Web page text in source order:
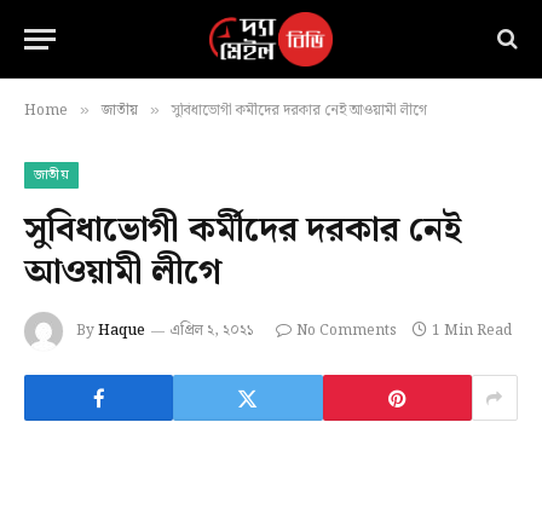
Home » জাতীয় » সুবিধাভোগী কর্মীদের দরকার নেই আওয়ামী লীগে
জাতীয়
সুবিধাভোগী কর্মীদের দরকার নেই
আওয়ামী লীগে
ByHaque এপ্রিল ২, ২০২১ No Comments 1 Min Read